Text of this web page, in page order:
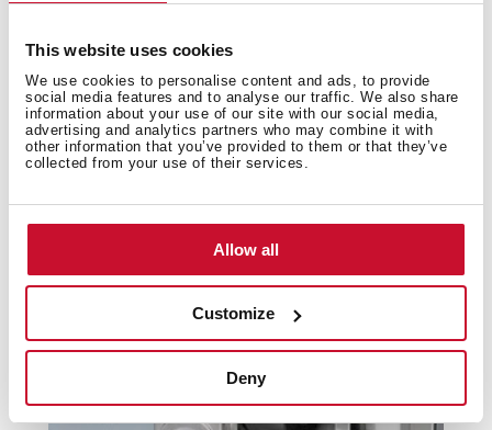
This website uses cookies
We use cookies to personalise content and ads, to provide
social media features and to analyse our traffic. We also share
information about your use of our site with our social media,
advertising and analytics partners who may combine it with
other information that you’ve provided to them or that they’ve
collected from your use of their services.
Allow all
Customize
Deny
Αξεσουάρ
Συμβατά Αξεσουάρ, μη συμπεριλαμβανόμενα στο προϊόν